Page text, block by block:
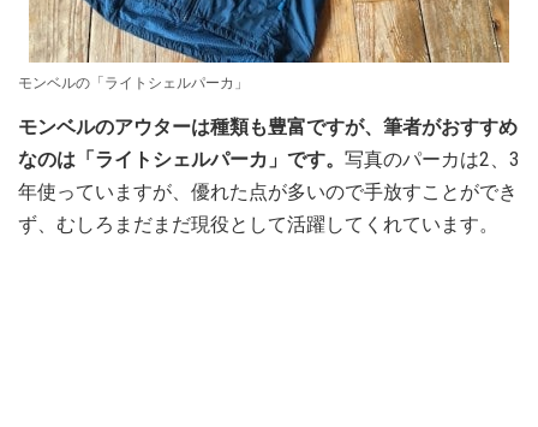
モンベルの「ライトシェルパーカ」
モンベルのアウターは種類も豊富ですが、筆者がおすすめ
なのは「ライトシェルパーカ」です。 写真のパーカは2、3
年使っていますが、優れた点が多いので手放すことができ
ず、むしろまだまだ現役として活躍してくれています。